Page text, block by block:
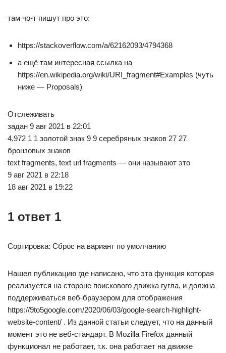
там чо-т пишут про это:
https://stackoverflow.com/a/62162093/4794368
а ещё там интересная ссылка на
https://en.wikipedia.org/wiki/URI_fragment#Examples (чуть
ниже — Proposals)
Отслеживать
задан 9 авг 2021 в 22:01
4,972 1 1 золотой знак 9 9 серебряных знаков 27 27
бронзовых знаков
text fragments, text url fragments — они называют это
9 авг 2021 в 22:18
18 авг 2021 в 19:22
1 ответ 1
Сортировка: Сброс на вариант по умолчанию
Нашел публикацию где написано, что эта функция которая
реализуется на стороне поискового движка гугла, и должна
поддерживаться веб-браузером для отображения
https://9to5google.com/2020/06/03/google-search-highlight-
website-content/ . Из данной статьи следует, что на данный
момент это не веб-стандарт. В Mozilla Firefox данный
функционал не работает, т.к. она работает на движке